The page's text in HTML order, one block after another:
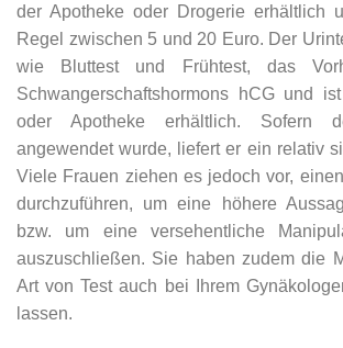
der Apotheke oder Drogerie erhältlich
Regel zwischen 5 und 20 Euro. Der
wie Bluttest und Frühtest, das
Schwangerschaftshormons hCG und
oder Apotheke erhältlich. Sofern
angewendet wurde, liefert er ein relativ
Viele Frauen ziehen es jedoch vor,
durchzuführen, um eine höhere
bzw. um eine versehentliche
auszuschließen. Sie haben zudem die
Art von Test auch bei Ihrem
lassen.